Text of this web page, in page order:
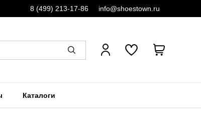
8 (499) 213-17-86 info@shoestown.ru
Каталоги